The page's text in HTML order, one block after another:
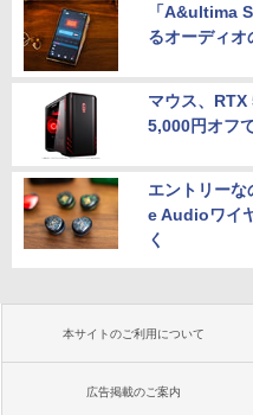
「A&ultima
るオーディオ
マウス、
5,000円オフ
エントリー
e Audioワイ
く
本サイトのご利用について
広告掲載のご案内